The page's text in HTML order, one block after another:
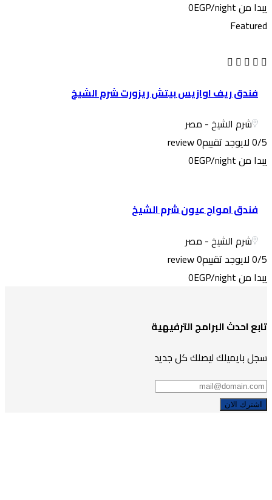
يبدا من 0EGP/night
Featured
فندق ريف اوازيس بيتش ريزورت شرم الشيخ
شرم الشيخ - مصر
0/5 لايوجد تقييم
0 review
يبدا من
0EGP/night
فندق امواج عيون شرم الشيخ
شرم الشيخ - مصر
0/5 لايوجد تقييم
0 review
يبدا من
0EGP/night
تابع احدث البرامج الترفيهية
سجل بايميلك ليصلك كل جديد